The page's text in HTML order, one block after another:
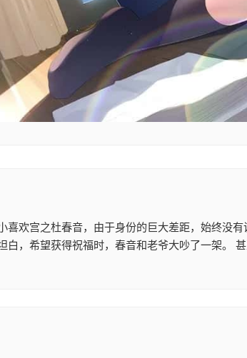
欢宫之杜春音，由于身份的巨大差距，始终没
，希望获得祝福时，春音和老爷大吵了一架。